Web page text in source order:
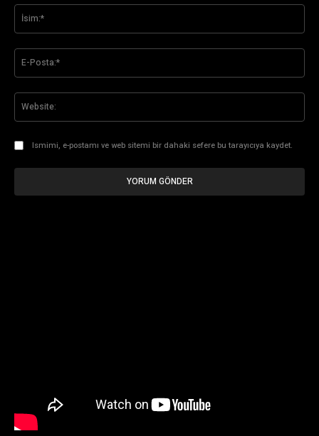
Ismimi, e-postamı ve web sitemi bir dahaki sefere bu tarayıcıya kaydet.